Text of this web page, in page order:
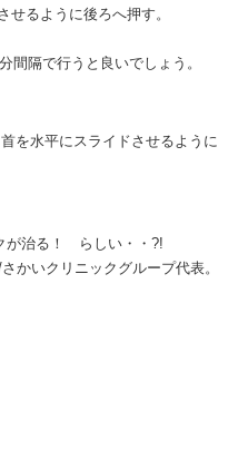
るように後ろへ押す。
隔で行うと良いでしょう。
を水平にスライドさせるように
が治る！ らしい・・?!
かいクリニックグループ代表。